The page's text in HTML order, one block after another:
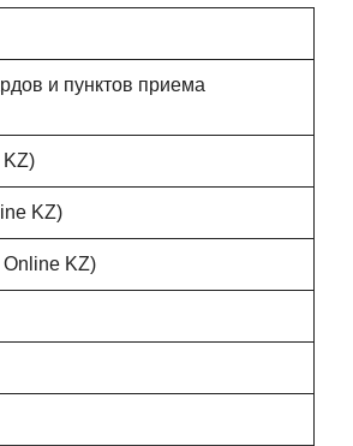
и пунктов приема
KZ)
KZ)